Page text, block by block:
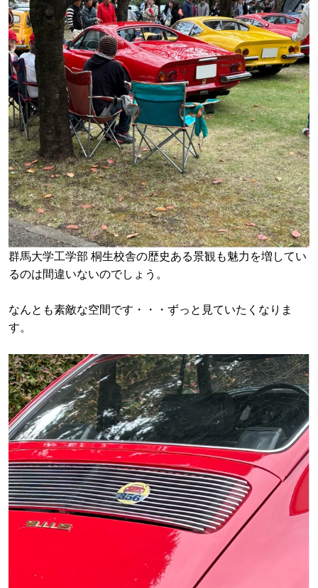
群馬大学工学部 桐生校舎の歴史ある景観も魅力を増してい
るのは間違いないのでしょう。
なんとも素敵な空間です・・・ずっと見ていたくなりま
す。